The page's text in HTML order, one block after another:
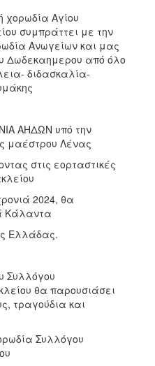
χορωδία Αγίου
συμπράττει με την
Ανωγείων και μας
Δωδεκαημερου από όλο
διδασκαλία-
ΑΗΔΩΝ υπό την
μαέστρου Λένας
στις εορταστικές
2024, θα
Κάλαντα
Ελλάδας.
Συλλόγου
θα παρουσιάσει
τραγούδια και
Συλλόγου